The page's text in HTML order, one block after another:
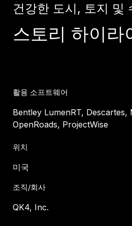
건강한 도시, 토지 및
스토리 하이라
활용 소프트웨어
Bentley LumenRT, Descartes,
OpenRoads, ProjectWise
위치
미국
조직/회사
QK4, Inc.